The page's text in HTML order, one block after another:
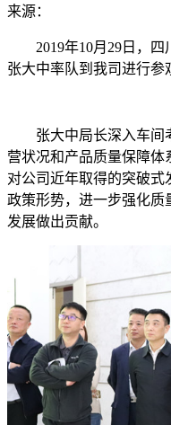
来源：
2019年10月29日，
张大中率队到我司进行参
张大中局长深入车间
营状况和产品质量保障
对公司近年取得的突破式
政策形势，进一步强化质
发展做出贡献。